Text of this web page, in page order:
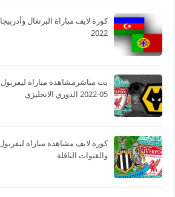
كورة لايف مباراة البرتغال
2022
05-2022 الدوري الانجليزي
كورة لايف مشاهدة مباراة
والقنوات الناقلة